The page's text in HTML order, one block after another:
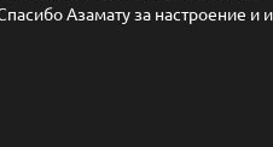
Азамату за настроение и